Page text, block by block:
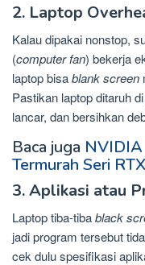
2. Laptop
Kalau dipakai nonstop,
(computer fan) bekerja
laptop bisablank screen
Pastikan laptop ditaruh
lancar, dan bersihkan
Baca juga
Termurah Seri
3. Aplikasi atau
Laptop tiba-tibablack
jadi program tersebut
cek dulu spesifikasi